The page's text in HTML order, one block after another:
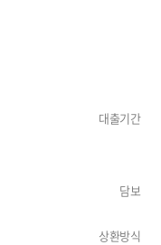
대출기간
담보
상환방식